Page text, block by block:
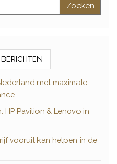
met maximale
Pavilion & Lenovo in
vooruit kan helpen in de